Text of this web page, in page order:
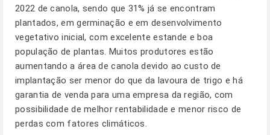
2022 de canola, sendo que 31% já se encontram
plantados, em germinação e em desenvolvimento
vegetativo inicial, com excelente estande e boa
população de plantas. Muitos produtores estão
aumentando a área de canola devido ao custo de
implantação ser menor do que da lavoura de trigo e há
garantia de venda para uma empresa da região, com
possibilidade de melhor rentabilidade e menor risco de
perdas com fatores climáticos.